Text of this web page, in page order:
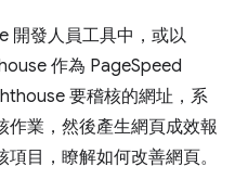
開發人員工具中，或以
作為 PageSpeed
要稽核的網址，系
作業，然後產生網頁成效報
目，瞭解如何改善網頁。